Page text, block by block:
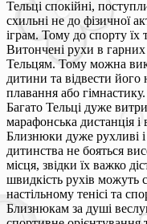
Тельці спокійні,
схильні не до фізичної
іграм. Тому до спорту їх
Витончені рухи в
Тельцям. Тому можна
дитини та відвести
плавання або гімнастику.
Багато Тельці дуже
марафонська дистанція і
Близнюки дуже рухливі
дитинства не бояться
місця, звідки їх важко
швидкість рухів можуть
настільному тенісі та
Близнюкам за душі